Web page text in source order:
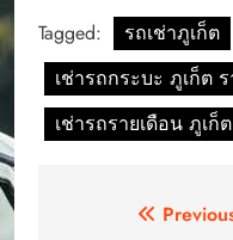
Tagged:
รถเช่าภูเก็ต
เช่ารถกระบะ ภูเก็ต
เช่ารถรายเดือน ภูเก็